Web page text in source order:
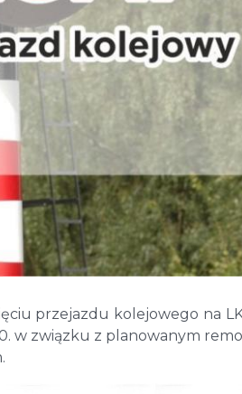
przejazdu kolejowego na
w związku z planowanym